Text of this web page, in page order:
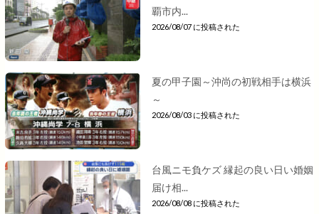
覇市内...
2026/08/07 に投稿された
夏の甲子園～沖尚の初戦相手は横浜
～
2026/08/03 に投稿された
台風ニモ負ケズ 縁起の良い日い婚姻
届け相...
2026/08/08 に投稿された